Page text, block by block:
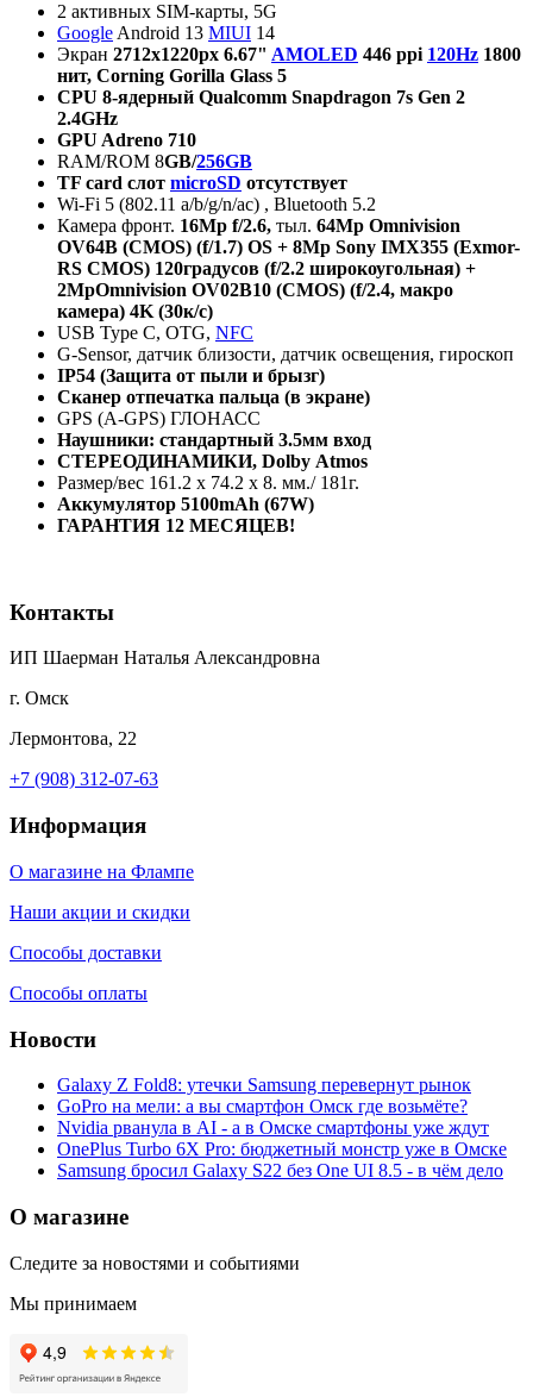
2 активных SIM-карты, 5G
Google Android 13 MIUI 14
Экран 2712х1220px 6.67" AMOLED 446 ppi 120Hz 1800
нит, Corning Gorilla Glass 5
CPU 8-ядерный Qualcomm Snapdragon 7s Gen 2
2.4GHz
GPU Adreno 710
RAM/ROM 8GB/256GB
TF card слот microSD отсутствует
Wi-Fi 5 (802.11 a/b/g/n/ac) , Bluetooth 5.2
Камера фронт. 16Мp f/2.6, тыл. 64Mp Omnivision
OV64B (CMOS) (f/1.7) OS + 8Mp Sony IMX355 (Exmor-
RS CMOS) 120градусов (f/2.2 широкоугольная) +
2MpOmnivision OV02B10 (CMOS) (f/2.4, макро
камера) 4K (30к/с)
USB Type C, OTG, NFC
G-Sensor, датчик близости, датчик освещения, гироскоп
IP54 (Защита от пыли и брызг)
Сканер отпечатка пальца (в экране)
GPS (A-GPS) ГЛОНАСС
Наушники: стандартный 3.5мм вход
СТЕРЕОДИНАМИКИ, Dolby Atmos
Размер/вес 161.2 x 74.2 x 8. мм./ 181г.
Аккумулятор 5100mAh (67W)
ГАРАНТИЯ 12 МЕСЯЦЕВ!
Контакты
ИП Шаерман Наталья Александровна
г. Омск
Лермонтова, 22
+7 (908) 312-07-63
Информация
О магазине на Флампе
Наши акции и скидки
Способы доставки
Способы оплаты
Новости
Galaxy Z Fold8: утечки Samsung перевернут рынок
GoPro на мели: а вы смартфон Омск где возьмёте?
Nvidia рванула в AI - а в Омске смартфоны уже ждут
OnePlus Turbo 6X Pro: бюджетный монстр уже в Омске
Samsung бросил Galaxy S22 без One UI 8.5 - в чём дело
О магазине
Следите за новостями и событиями
Мы принимаем